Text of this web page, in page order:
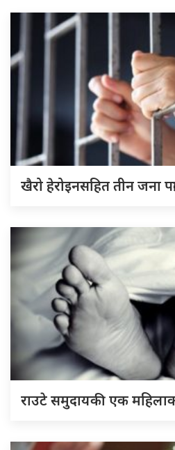
खैरो हेरोइनसहित तीन जना
राउटे समुदायकी एक